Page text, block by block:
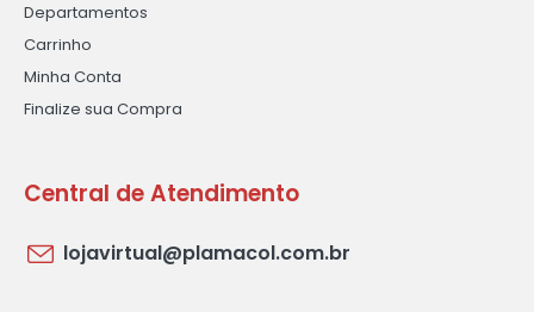
Departamentos
Carrinho
Minha Conta
Finalize sua Compra
Central de Atendimento
lojavirtual@plamacol.com.br